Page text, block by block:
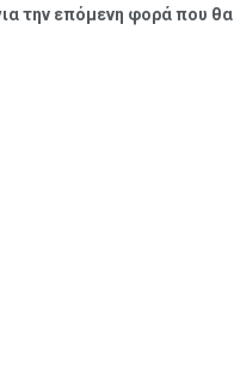
την επόμενη φορά που θα